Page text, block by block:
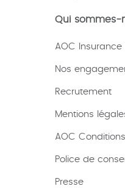
Qui sommes-
AOC Insurance
Nos
Recrutement
Mentions
AOC
Police de
Presse